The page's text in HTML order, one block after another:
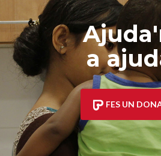
a
FES UN